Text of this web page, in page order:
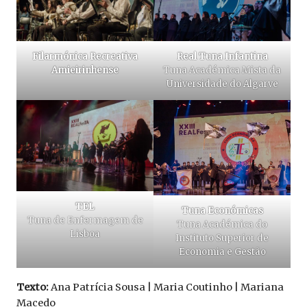
Filarmónica Recreativa
Amieirinhense
Real Tuna Infantina
Tuna Académica Mista da
Universidade do Algarve
TEL
Tuna de Enfermagem de
Lisboa
Tuna Económicas
Tuna Académica do
Instituto Superior de
Economia e Gestão
Texto:Ana Patrícia Sousa | Maria Coutinho | Mariana
Macedo